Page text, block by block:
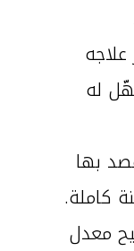
له
بها
كاملة.
معدل